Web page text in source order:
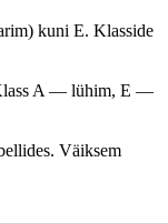
kuni E. Klasside
A — lühim, E —
Väiksem